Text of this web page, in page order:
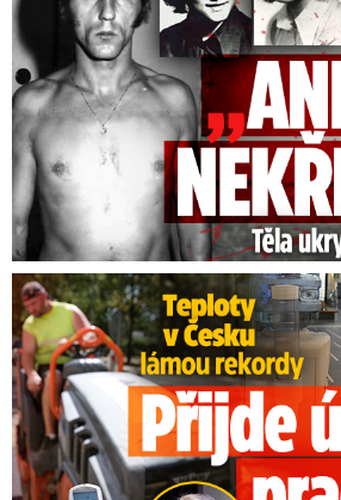
Teploty v Česku lámou rekordy: Přijde